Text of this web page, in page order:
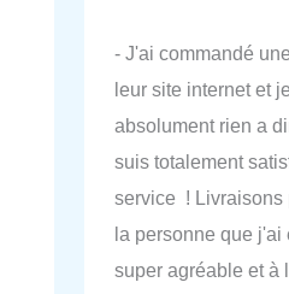
- J'ai commandé
leur site internet et
absolument rien a
suis totalement
service ! Livraisons
la personne que j'ai
super agréable et à